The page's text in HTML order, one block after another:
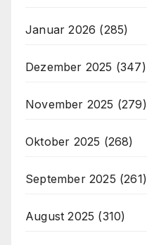
Januar 2026 (285)
Dezember 2025 (347)
November 2025 (279)
Oktober 2025 (268)
September 2025 (261)
August 2025 (310)